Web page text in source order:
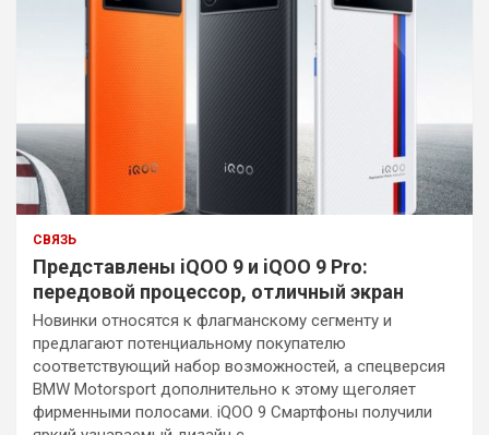
СВЯЗЬ
Представлены iQOO 9 и iQOO 9 Pro:
передовой процессор, отличный экран
Новинки относятся к флагманскому сегменту и
предлагают потенциальному покупателю
соответствующий набор возможностей, а спецверсия
BMW Motorsport дополнительно к этому щеголяет
фирменными полосами. iQOO 9 Смартфоны получили